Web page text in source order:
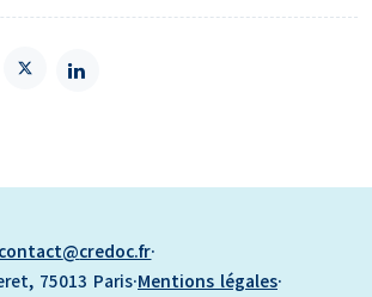
contact credoc.fr·
75013 Paris·Mentions légales·